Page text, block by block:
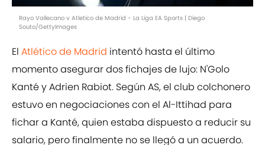
Rayo Vallecano v Atletico de Madrid - La Liga EA Sports | Diego
Souto/GettyImages
El Atlético de Madrid intentó hasta el último
momento asegurar dos fichajes de lujo: N'Golo
Kanté y Adrien Rabiot. Según AS, el club colchonero
estuvo en negociaciones con el Al-Ittihad para
fichar a Kanté, quien estaba dispuesto a reducir su
salario, pero finalmente no se llegó a un acuerdo.